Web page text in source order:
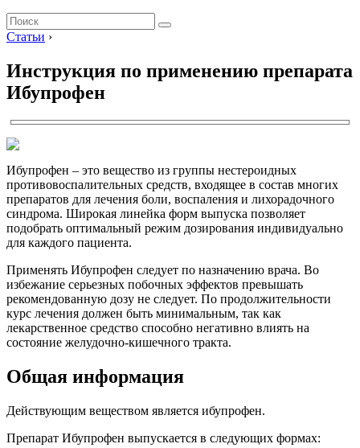
Статьи ›
Инструкция по применению препарата
Ибупрофен
Ибупрофен – это вещество из группы нестероидных
противовоспалительных средств, входящее в состав многих
препаратов для лечения боли, воспаления и лихорадочного
синдрома. Широкая линейка форм выпуска позволяет
подобрать оптимальный режим дозирования индивидуально
для каждого пациента.
Применять Ибупрофен следует по назначению врача. Во
избежание серьезных побочных эффектов превышать
рекомендованную дозу не следует. По продолжительности
курс лечения должен быть минимальным, так как
лекарственное средство способно негативно влиять на
состояние желудочно-кишечного тракта.
Общая информация
Действующим веществом является ибупрофен.
Препарат Ибупрофен выпускается в следующих формах: